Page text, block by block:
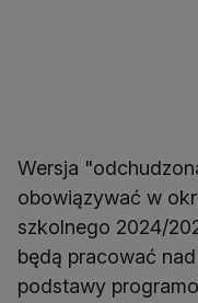
Wersja
obowiązywać w
szkolnego 2024/
będą pracować
podstawy